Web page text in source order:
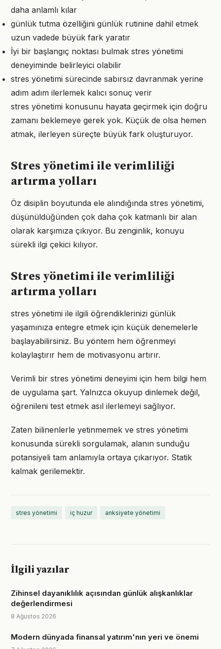
daha anlamlı kılar
günlük tutma özelliğini günlük rutinine dahil etmek
uzun vadede büyük fark yaratır
İyi bir başlangıç noktası bulmak stres yönetimi
deneyiminde belirleyici olabilir
stres yönetimi sürecinde sabırsız davranmak yerine
adım adım ilerlemek kalıcı sonuç verir
stres yönetimi konusunu hayata geçirmek için doğru
zamanı beklemeye gerek yok. Küçük de olsa hemen
atmak, ilerleyen süreçte büyük fark oluşturuyor.
Stres yönetimi ile verimliliği
artırma yolları
Öz disiplin boyutunda ele alındığında stres yönetimi,
düşünüldüğünden çok daha çok katmanlı bir alan
olarak karşımıza çıkıyor. Bu zenginlik, konuyu
sürekli ilgi çekici kılıyor.
Stres yönetimi ile verimliliği
artırma yolları
stres yönetimi ile ilgili öğrendiklerinizi günlük
yaşamınıza entegre etmek için küçük denemelerle
başlayabilirsiniz. Bu yöntem hem öğrenmeyi
kolaylaştırır hem de motivasyonu artırır.
Verimli bir stres yönetimi deneyimi için hem bilgi hem
de uygulama şart. Yalnızca okuyup dinlemek değil,
öğrenileni test etmek asıl ilerlemeyi sağlıyor.
Zaten bilinenlerle yetinmemek ve stres yönetimi
konusunda sürekli sorgulamak, alanın sunduğu
potansiyeli tam anlamıyla ortaya çıkarıyor. Statik
kalmak gerilemektir.
stres yönetimi iç huzur anksiyete yönetimi
İlgili yazılar
Zihinsel dayanıklılık açısından günlük alışkanlıklar
değerlendirmesi
8 Ağustos 2026
Modern dünyada finansal yatırım'nın yeri ve önemi